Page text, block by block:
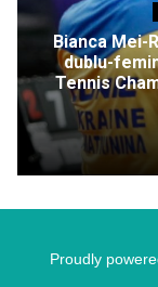
Bianca Mei-
dublu-
Tennis
Proudly